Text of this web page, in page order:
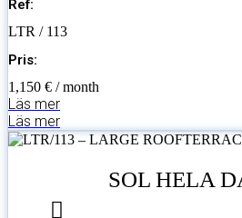
Ref:
LTR / 113
Pris:
1,150 € / month
Läs mer
Läs mer
SOL HELA